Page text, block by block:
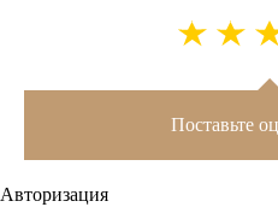
Поставьте
Авторизация